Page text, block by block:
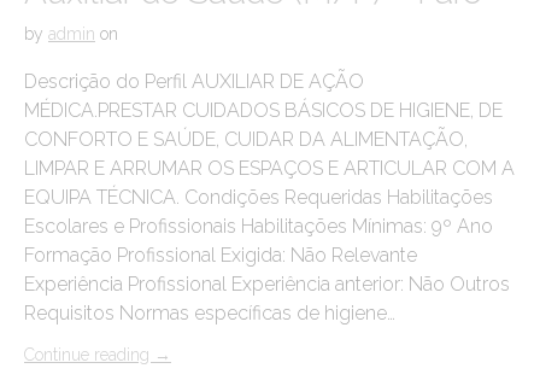
by admin on
Descrição do Perfil AUXILIAR DE AÇÃO
MÉDICA.PRESTAR CUIDADOS BÁSICOS DE HIGIENE, DE
CONFORTO E SAÚDE, CUIDAR DA ALIMENTAÇÃO,
LIMPAR E ARRUMAR OS ESPAÇOS E ARTICULAR COM A
EQUIPA TÉCNICA. Condições Requeridas Habilitações
Escolares e Profissionais Habilitações Mínimas: 9º Ano
Formação Profissional Exigida: Não Relevante
Experiência Profissional Experiência anterior: Não Outros
Requisitos Normas específicas de higiene…
Continue reading →